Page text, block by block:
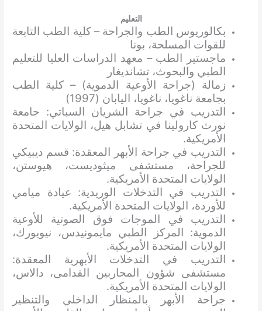
التعليم
بكالوريوس الطب والجراحة – كلية الطب التابعة
للقوات المسلحة، بونا
ماجستير الطب – معهد الدراسات العليا للتعليم
الطبي والبحوث، تشانديغار
زمالة (جراحة الأوعية الدموية) – كلية الطب
بجامعة ناغويا، ناغويا، اليابان (1997)
التدريب في جراحة الشريان السباتي: جامعة
نورث كارولينا في تشابل هيل، الولايات المتحدة
الأمريكية.
التدريب في جراحة الأبهر المعقدة: قسم ديبيكي
للجراحة، مستشفى ميثوديست، هيوستن،
الولايات المتحدة الأمريكية.
التدريب في التدخلات الوريدية: عيادة ميامي
للأوردة، الولايات المتحدة الأمريكية.
التدريب في الموجات فوق الصوتية للأوعية
الدموية: المركز الطبي مايمونيدس، نيويورك،
الولايات المتحدة الأمريكية.
التدريب في التدخلات الأبهرية المعقدة:
مستشفى شؤون المحاربين القدامى، دالاس،
الولايات المتحدة الأمريكية.
جراحة الأبهر بالمنظار الداخلي والتنظير